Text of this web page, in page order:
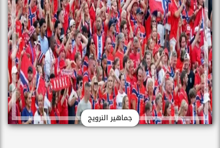
جماهير النرويج